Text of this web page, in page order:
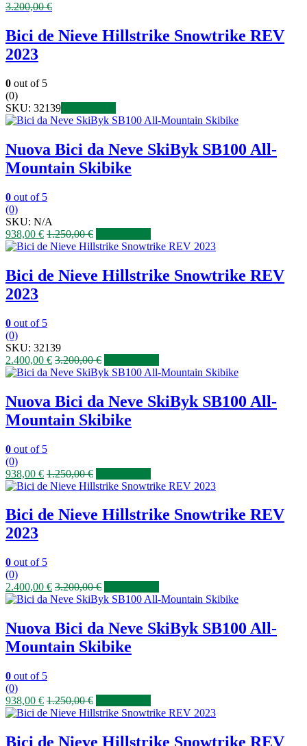
3.200,00€
Bici de Nieve Hillstrike Snowtrike REV
2023
0 out of 5
(0)
SKU: 32139
Nuova Bici da Neve SkiByk SB100 All-
Mountain Skibike
0 out of 5
(0)
SKU: N/A
938,00 € 1.250,00€
Bici de Nieve Hillstrike Snowtrike REV
2023
0 out of 5
(0)
SKU: 32139
2.400,00 € 3.200,00€
Nuova Bici da Neve SkiByk SB100 All-
Mountain Skibike
0 out of 5
(0)
938,00 € 1.250,00€
Bici de Nieve Hillstrike Snowtrike REV
2023
0 out of 5
(0)
2.400,00 € 3.200,00€
Nuova Bici da Neve SkiByk SB100 All-
Mountain Skibike
0 out of 5
(0)
938,00 € 1.250,00€
Bici de Nieve Hillstrike Snowtrike REV